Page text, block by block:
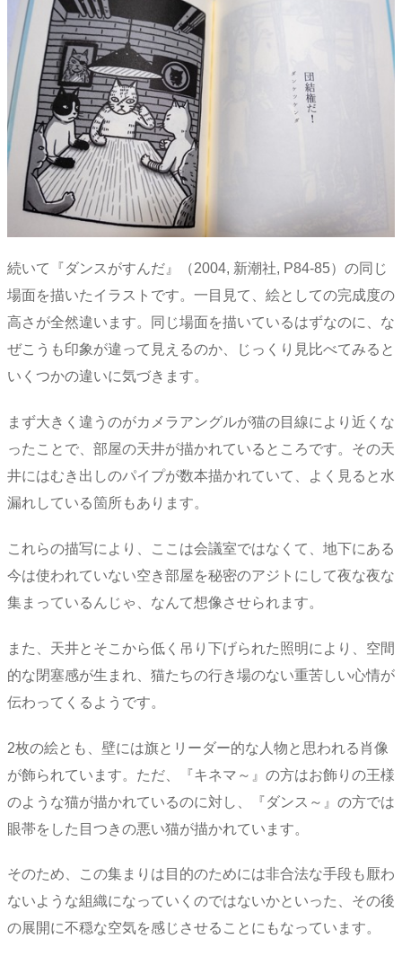
続いて『ダンスがすんだ』（2004, 新潮社, P84-85）の同じ
場面を描いたイラストです。一目見て、絵としての完成度の
高さが全然違います。同じ場面を描いているはずなのに、な
ぜこうも印象が違って見えるのか、じっくり見比べてみると
いくつかの違いに気づきます。
まず大きく違うのがカメラアングルが猫の目線により近くな
ったことで、部屋の天井が描かれているところです。その天
井にはむき出しのパイプが数本描かれていて、よく見ると水
漏れしている箇所もあります。
これらの描写により、ここは会議室ではなくて、地下にある
今は使われていない空き部屋を秘密のアジトにして夜な夜な
集まっているんじゃ、なんて想像させられます。
また、天井とそこから低く吊り下げられた照明により、空間
的な閉塞感が生まれ、猫たちの行き場のない重苦しい心情が
伝わってくるようです。
2枚の絵とも、壁には旗とリーダー的な人物と思われる肖像
が飾られています。ただ、『キネマ～』の方はお飾りの王様
のような猫が描かれているのに対し、『ダンス～』の方では
眼帯をした目つきの悪い猫が描かれています。
そのため、この集まりは目的のためには非合法な手段も厭わ
ないような組織になっていくのではないかといった、その後
の展開に不穏な空気を感じさせることにもなっています。